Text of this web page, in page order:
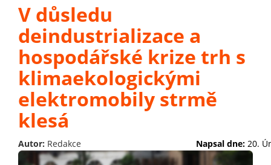
V důsledu
deindustrializace a
hospodářské krize trh s
klimaekologickými
elektromobily strmě
klesá
Autor: Redakce Napsal dne: 20.